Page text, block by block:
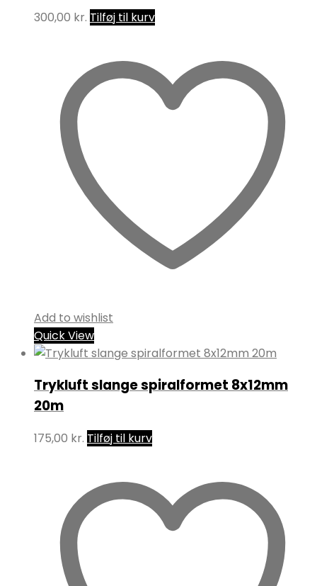
300,00 kr. Tilføj til kurv
Add to wishlist
Quick View
Trykluft slange spiralformet 8x12mm
20m
175,00 kr. Tilføj til kurv